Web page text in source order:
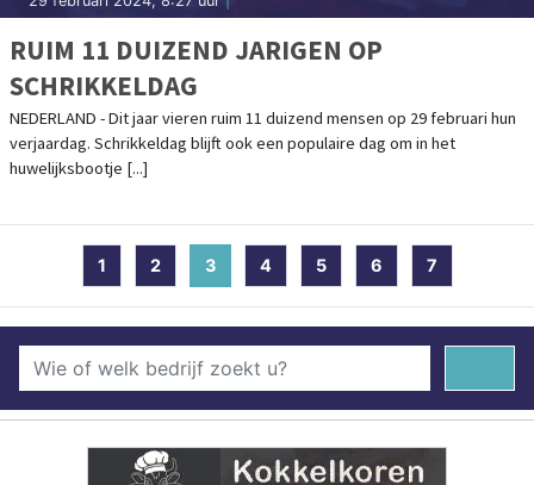
RUIM 11 DUIZEND JARIGEN OP
SCHRIKKELDAG
NEDERLAND - Dit jaar vieren ruim 11 duizend mensen op 29 februari hun
verjaardag. Schrikkeldag blijft ook een populaire dag om in het
huwelijksbootje [...]
1 2 3(current)
4 5 6 7